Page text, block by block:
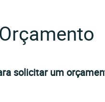
solicitar um